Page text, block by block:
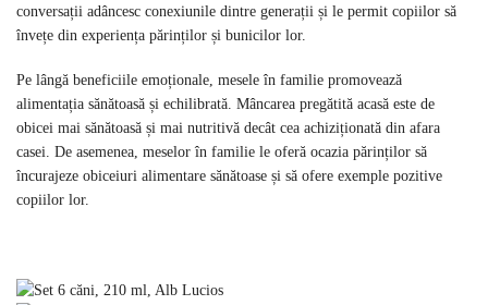
conversații adâncesc conexiunile dintre generații și le permit copiilor să
învețe din experiența părinților și bunicilor lor.
Pe lângă beneficiile emoționale, mesele în familie promovează
alimentația sănătoasă și echilibrată. Mâncarea pregătită acasă este de
obicei mai sănătoasă și mai nutritivă decât cea achiziționată din afara
casei. De asemenea, meselor în familie le oferă ocazia părinților să
încurajeze obiceiuri alimentare sănătoase și să ofere exemple pozitive
copiilor lor.